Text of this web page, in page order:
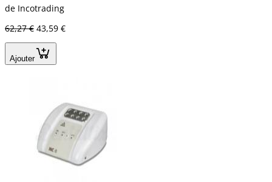
de Incotrading
62,27 € 43,59 €
Ajouter